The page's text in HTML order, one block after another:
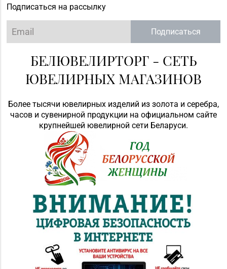
Подписаться на рассылку
Подписаться
БЕЛЮВЕЛИРТОРГ - СЕТЬ
ЮВЕЛИРНЫХ МАГАЗИНОВ
Более тысячи ювелирных изделий из золота и серебра,
часов и сувенирной продукции на официальном сайте
крупнейшей ювелирной сети Беларуси.